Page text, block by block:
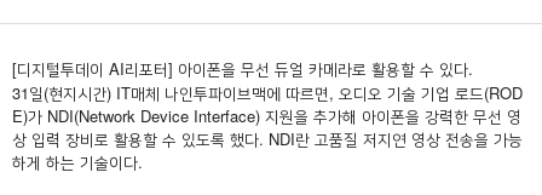
수
[디지털투데이 AI리포터] 아이폰을 무선 듀얼 카메라로 활용할 수 있다.
31일(현지시간) IT매체 나인투파이브맥에 따르면, 오디오 기술 기업 로드(ROD
E)가 NDI(Network Device Interface) 지원을 추가해 아이폰을 강력한 무선 영
상 입력 장비로 활용할 수 있도록 했다. NDI란 고품질 저지연 영상 전송을 가능
하게 하는 기술이다.